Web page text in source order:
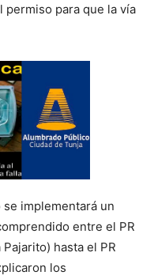
permiso para que la vía
implementará un
entre el PR
hasta el PR
los